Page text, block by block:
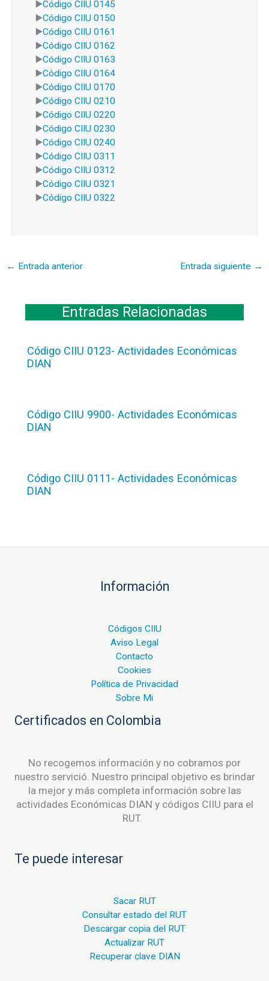
Código CIIU 0145
Código CIIU 0150
Código CIIU 0161
Código CIIU 0162
Código CIIU 0163
Código CIIU 0164
Código CIIU 0170
Código CIIU 0210
Código CIIU 0220
Código CIIU 0230
Código CIIU 0240
Código CIIU 0311
Código CIIU 0312
Código CIIU 0321
Código CIIU 0322
← Entrada anterior Entrada siguiente →
Entradas Relacionadas
Código CIIU 0123- Actividades Económicas
DIAN
Código CIIU 9900- Actividades Económicas
DIAN
Código CIIU 0111- Actividades Económicas
DIAN
Información
Códigos CIIU
Aviso Legal
Contacto
Cookies
Política de Privacidad
Sobre Mi
Certificados en Colombia
No recogemos información y no cobramos por
nuestro servició. Nuestro principal objetivo es brindar
la mejor y más completa información sobre las
actividades Económicas DIAN y códigos CIIU para el
RUT.
Te puede interesar
Sacar RUT
Consultar estado del RUT
Descargar copia del RUT
Actualizar RUT
Recuperar clave DIAN